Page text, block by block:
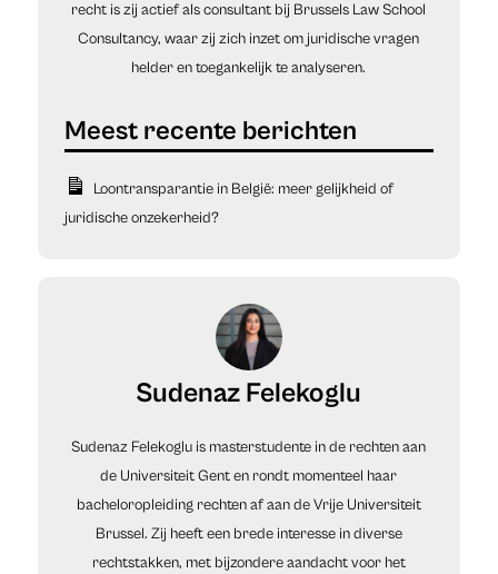
recht is zij actief als consultant bij Brussels Law School
Consultancy, waar zij zich inzet om juridische vragen
helder en toegankelijk te analyseren.
Loontransparantie in België: meer gelijkheid of
juridische onzekerheid?
Sudenaz Felekoglu
Sudenaz Felekoglu is masterstudente in de rechten aan
de Universiteit Gent en rondt momenteel haar
bacheloropleiding rechten af aan de Vrije Universiteit
Brussel. Zij heeft een brede interesse in diverse
rechtstakken, met bijzondere aandacht voor het